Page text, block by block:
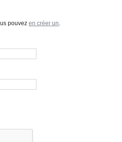
pouvez en créer un.